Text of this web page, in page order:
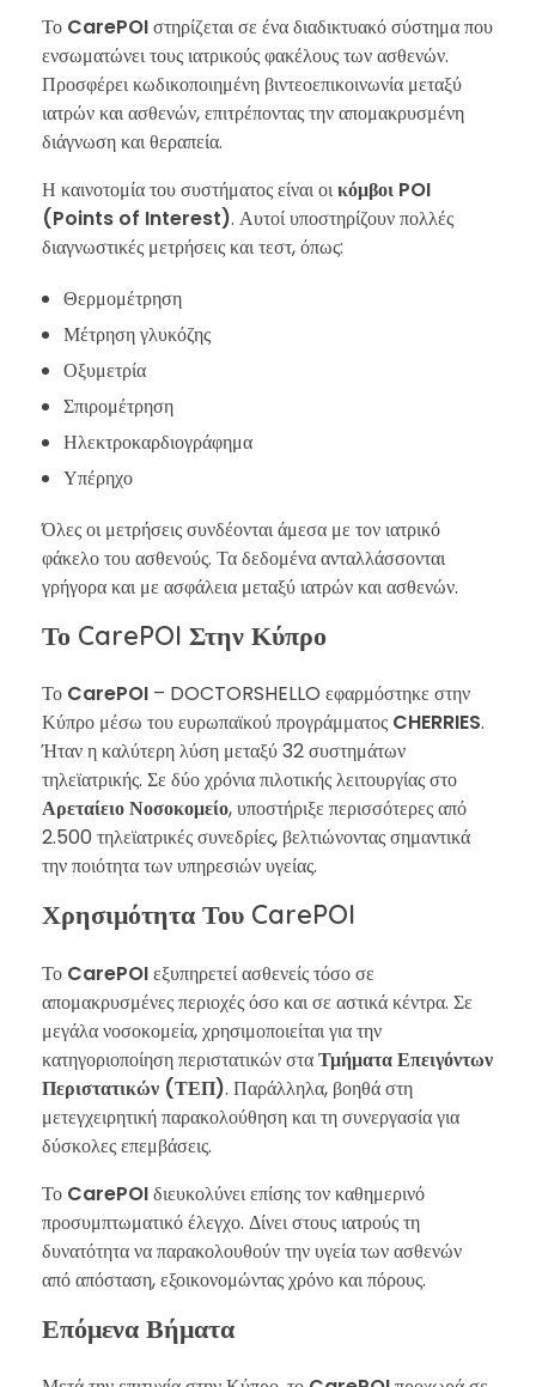
Το CarePOIστηρίζεται σε ένα διαδικτυακό σύστημα που
ενσωματώνει τους ιατρικούς φακέλους των ασθενών.
Προσφέρει κωδικοποιημένη βιντεοεπικοινωνία μεταξύ
ιατρών και ασθενών, επιτρέποντας την απομακρυσμένη
διάγνωση και θεραπεία.
Η καινοτομία του συστήματος είναι οικόμβοι POI
(Points of Interest). Αυτοί υποστηρίζουν πολλές
διαγνωστικές μετρήσεις και τεστ, όπως:
Θερμομέτρηση
Μέτρηση γλυκόζης
Οξυμετρία
Σπιρομέτρηση
Ηλεκτροκαρδιογράφημα
Υπέρηχο
Όλες οι μετρήσεις συνδέονται άμεσα με τον ιατρικό
φάκελο του ασθενούς. Τα δεδομένα ανταλλάσσονται
γρήγορα και με ασφάλεια μεταξύ ιατρών και ασθενών.
Το CarePOI Στην Κύπρο
Το CarePOI – DOCTORSHELLO εφαρμόστηκε στην
Κύπρο μέσω του ευρωπαϊκού προγράμματοςCHERRIES.
Ήταν η καλύτερη λύση μεταξύ 32 συστημάτων
τηλεϊατρικής. Σε δύο χρόνια πιλοτικής λειτουργίας στο
Αρεταίειο Νοσοκομείο, υποστήριξε περισσότερες από
2.500 τηλεϊατρικές συνεδρίες, βελτιώνοντας σημαντικά
την ποιότητα των υπηρεσιών υγείας.
Χρησιμότητα Του CarePOI
Το CarePOIεξυπηρετεί ασθενείς τόσο σε
απομακρυσμένες περιοχές όσο και σε αστικά κέντρα. Σε
μεγάλα νοσοκομεία, χρησιμοποιείται για την
κατηγοριοποίηση περιστατικών σταΤμήματα Επειγόντων
Περιστατικών (ΤΕΠ). Παράλληλα, βοηθά στη
μετεγχειρητική παρακολούθηση και τη συνεργασία για
δύσκολες επεμβάσεις.
Το CarePOIδιευκολύνει επίσης τον καθημερινό
προσυμπτωματικό έλεγχο. Δίνει στους ιατρούς τη
δυνατότητα να παρακολουθούν την υγεία των ασθενών
από απόσταση, εξοικονομώντας χρόνο και πόρους.
Επόμενα Βήματα